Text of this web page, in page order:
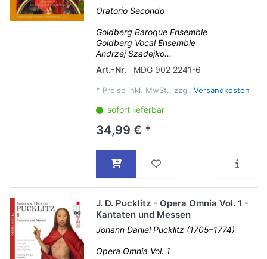
Oratorio Secondo
Goldberg Baroque Ensemble
Goldberg Vocal Ensemble
Andrzej Szadejko...
Art.-Nr.
MDG 902 2241-6
* Preise inkl. MwSt., zzgl. Versandkosten
sofort lieferbar
34,99 € *
J. D. Pucklitz - Opera Omnia Vol. 1 -
Kantaten und Messen
Johann Daniel Pucklitz (1705–1774)
Opera Omnia Vol. 1